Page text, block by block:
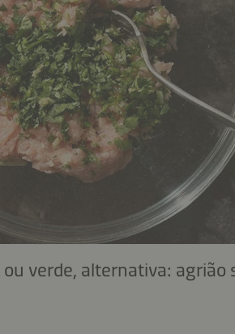
verde, alternativa: agrião